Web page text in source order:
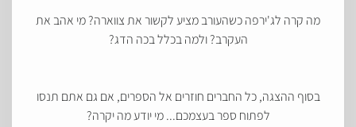
מה קרה לג'ירפה כשהעורב מציע לקשור את צווארה? מי אהב את
העקרב? ולמה בכלל בכה הדג?
בסוף ההצגה, כל החברים חוזרים אל הספרים, אם גם אתם תנסו
לפתוח ספר בעצמכם... מי יודע מה יקרה?